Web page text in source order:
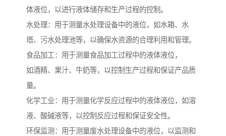
体液位，以进行液体储存和生产过程的控制。
水处理：用于测量水处理设备中的液位，如水箱、水
塔、污水处理池等，以确保水资源的合理利用和管理。
食品加工：用于测量食品加工过程中的液体液位，
如酒精、果汁、牛奶等，以控制生产过程和保证产品质
量。
化学工业：用于测量化学反应过程中的液体液位，如溶
液、酸碱液等，以控制反应过程和保证安全性。
环保监测：用于测量废水处理设备中的液位，以监测和